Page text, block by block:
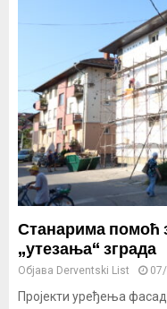
Станарима помоћ
„утезања“ зграда
Објава Derventski List
Пројекти уређења